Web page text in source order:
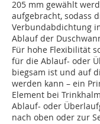
205 mm gewählt
aufgebracht, sodass
Verbundabdichtung
Ablauf der
Für hohe Flexibilität
für die Ablauf- oder
biegsam ist und auf
werden kann – ein
Element bei
Ablauf- oder
nach oben oder zur